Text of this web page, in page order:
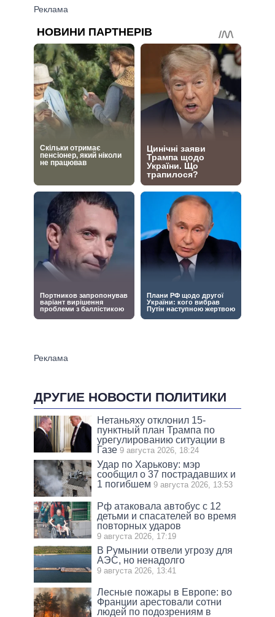
ДРУГИЕ НОВОСТИ ПОЛИТИКИ
Нетаньяху отклонил 15-
пунктный план Трампа по
урегулированию ситуации в
Газе 9 августа 2026, 18:24
Удар по Харькову: мэр
сообщил о 37 пострадавших и
1 погибшем 9 августа 2026, 13:53
Рф атаковала автобус с 12
детьми и спасателей во время
повторных ударов
9 августа 2026, 17:19
В Румынии отвели угрозу для
АЭС, но ненадолго
9 августа 2026, 13:41
Лесные пожары в Европе: во
Франции арестовали сотни
людей по подозрениям в